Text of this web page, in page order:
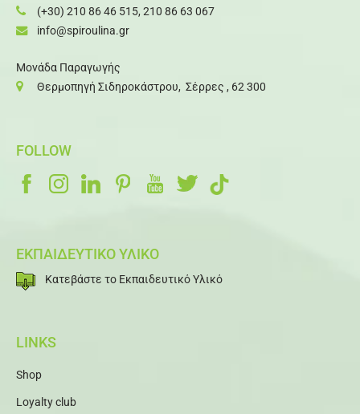
(+30) 210 86 46 515, 210 86 63 067
info@spiroulina.gr
Μονάδα Παραγωγής
Θερμοπηγή Σιδηροκάστρου, Σέρρες , 62 300
FOLLOW
ΕΚΠΑΙΔΕΥΤΙΚΟ ΥΛΙΚΟ
Κατεβάστε το Εκπαιδευτικό Υλικό
LINKS
Shop
Loyalty club